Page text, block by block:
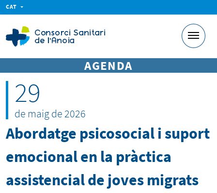
CAT
AGENDA
Abordatge psicosocial i suport
emocional en la pràctica
assistencial de joves migrats
29
de maig de 2026